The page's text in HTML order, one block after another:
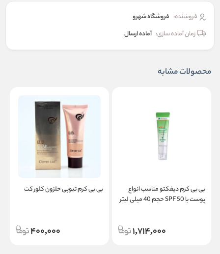
فروشنده: فروشگاه شهرو
زمان آماده سازی: آماده ارسال
محصولات مشابه
بی بی کرم دیفکتو مناسب انواع
پوست با SPF 50 حجم 40 میلی لیتر
1,714,000
بی بی کرم تیوپی حلزون کلور کت
400,000